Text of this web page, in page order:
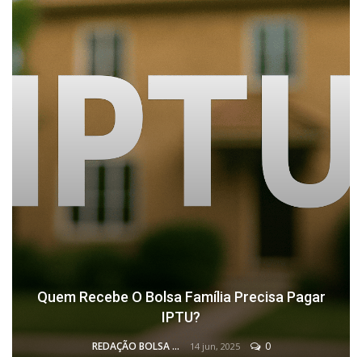
Quem Recebe O Bolsa Família Precisa Pagar
IPTU?
REDAÇÃO BOLSA FAMÍLIA 14 jun, 2025 0